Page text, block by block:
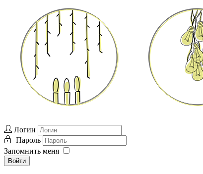
Логин
Пароль
Запомнить меня
Войти